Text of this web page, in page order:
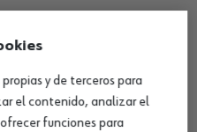
y de terceros para
el contenido, analizar el
funciones para